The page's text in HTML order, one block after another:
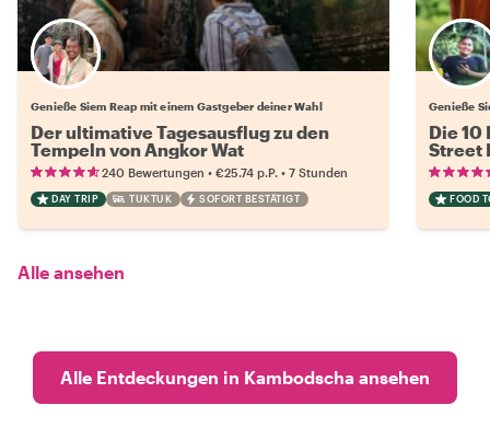
Wähle deinen Lieblingsgastgeber
Genieße Siem Reap mit einem Gastgeber deiner Wahl
Der ultimative Tagesausflug zu den
Tempeln von Angkor Wat
240 Bewertungen • €25.74 p.P. • 7 Stunden
DAY TRIP TUKTUK SOFORT BESTÄTIGT
Genieße
Die 10
Street
FOOD
Alle ansehen
Alle Entdeckungen in Kambodscha ansehen